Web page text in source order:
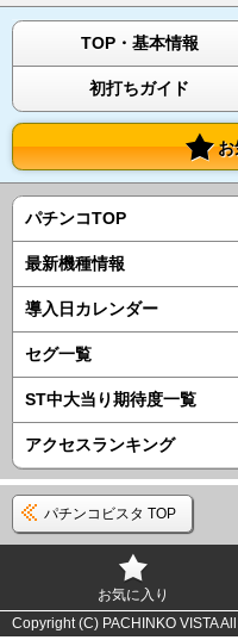
TOP・基本情報
初打ちガイド
お
パチンコTOP
最新機種情報
導入日カレンダー
セグ一覧
ST中大当り期待度一覧
アクセスランキング
パチンコビスタ TOP
お気に入り
Copyright (C) PACHINKO VISTA